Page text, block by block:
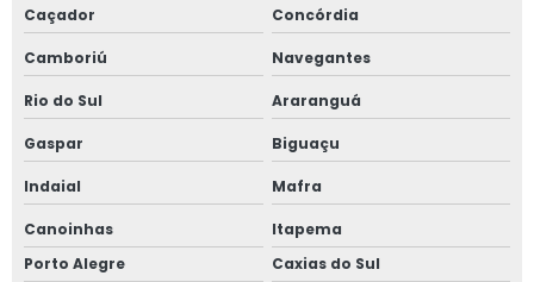
Caçador Concórdia
Camboriú Navegantes
Rio do Sul Araranguá
Gaspar Biguaçu
Indaial Mafra
Canoinhas
Itapema
Porto Alegre
Caxias do Sul